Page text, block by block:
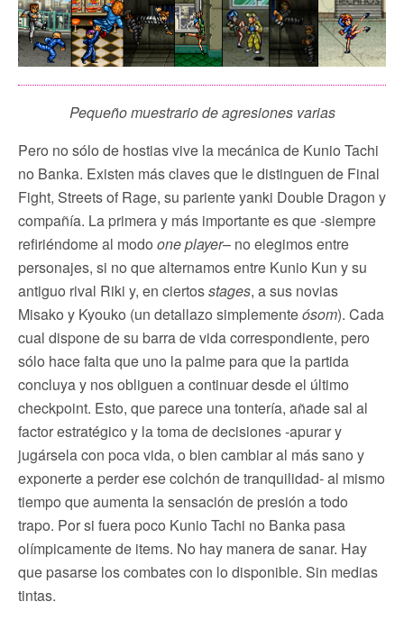
Pequeño muestrario de agresiones varias
Pero no sólo de hostias vive la mecánica de Kunio Tachi
no Banka. Existen más claves que le distinguen de Final
Fight, Streets of Rage, su pariente yanki Double Dragon y
compañía. La primera y más importante es que -siempre
refiriéndome al modo one player– no elegimos entre
personajes, si no que alternamos entre Kunio Kun y su
antiguo rival Riki y, en ciertosstages, a sus novias
Misako y Kyouko (un detallazo simplementeósom). Cada
cual dispone de su barra de vida correspondiente, pero
sólo hace falta que uno la palme para que la partida
concluya y nos obliguen a continuar desde el último
checkpoint. Esto, que parece una tontería, añade sal al
factor estratégico y la toma de decisiones -apurar y
jugársela con poca vida, o bien cambiar al más sano y
exponerte a perder ese colchón de tranquilidad- al mismo
tiempo que aumenta la sensación de presión a todo
trapo. Por si fuera poco Kunio Tachi no Banka pasa
olímpicamente de items. No hay manera de sanar. Hay
que pasarse los combates con lo disponible. Sin medias
tintas.